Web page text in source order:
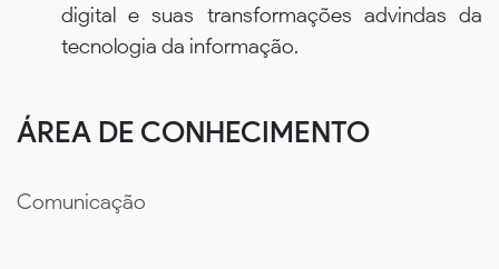
digital e suas transformações advindas da
tecnologia da informação.
ÁREA DE CONHECIMENTO
Comunicação